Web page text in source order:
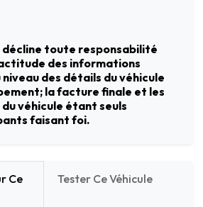
décline toute responsabilité
des informations
des détails du véhicule
la facture finale et les
véhicule étant seuls
faisant foi.
Ce
Tester Ce Véhicule